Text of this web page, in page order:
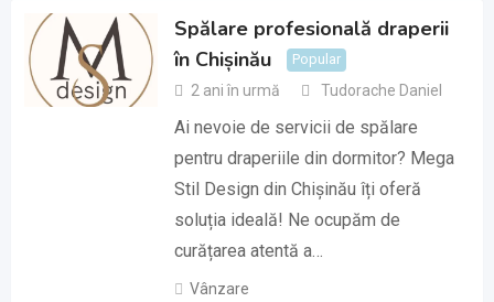
Spălare profesională draperii
în Chișinău
Popular
2 ani în urmă Tudorache Daniel
Ai nevoie de servicii de spălare
pentru draperiile din dormitor? Mega
Stil Design din Chișinău îți oferă
soluția ideală! Ne ocupăm de
curățarea atentă a…
Vânzare